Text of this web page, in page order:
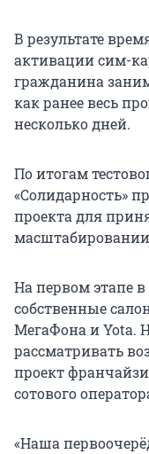
В результате
активации сим-
гражданина
как ранее весь
несколько дней.
По итогам
«Солидарность»
проекта для
На первом этапе
собственные
МегаФона и Yota.
рассматривать
проект
сотового
«Наша